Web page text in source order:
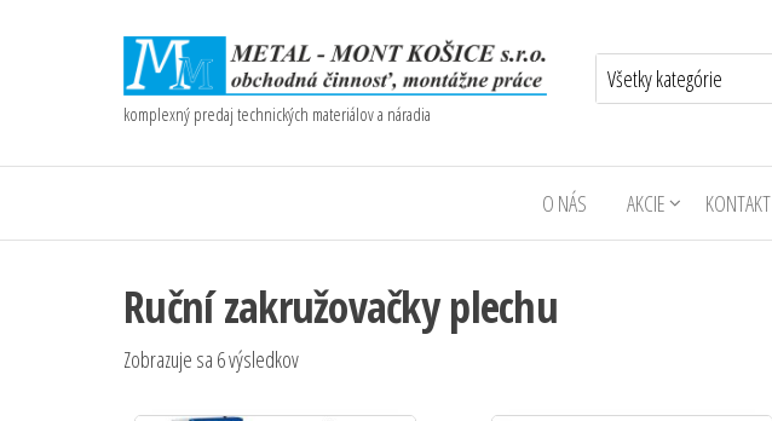
komplexný predaj technických materiálov a náradia
O NÁS AKCIE KONTAKT
Ruční zakružovačky plechu
Zobrazuje sa 6 výsledkov